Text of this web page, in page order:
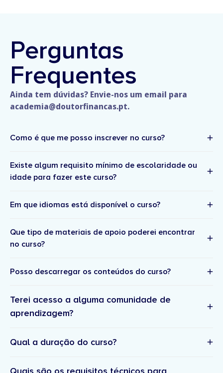
Perguntas
Frequentes
Ainda tem dúvidas? Envie-nos um email para
academia@doutorfinancas.pt.
Como é que me posso inscrever no curso?
Existe algum requisito mínimo de escolaridade ou
idade para fazer este curso?
Em que idiomas está disponível o curso?
Que tipo de materiais de apoio poderei encontrar
no curso?
Posso descarregar os conteúdos do curso?
Terei acesso a alguma comunidade de
aprendizagem?
Qual a duração do curso?